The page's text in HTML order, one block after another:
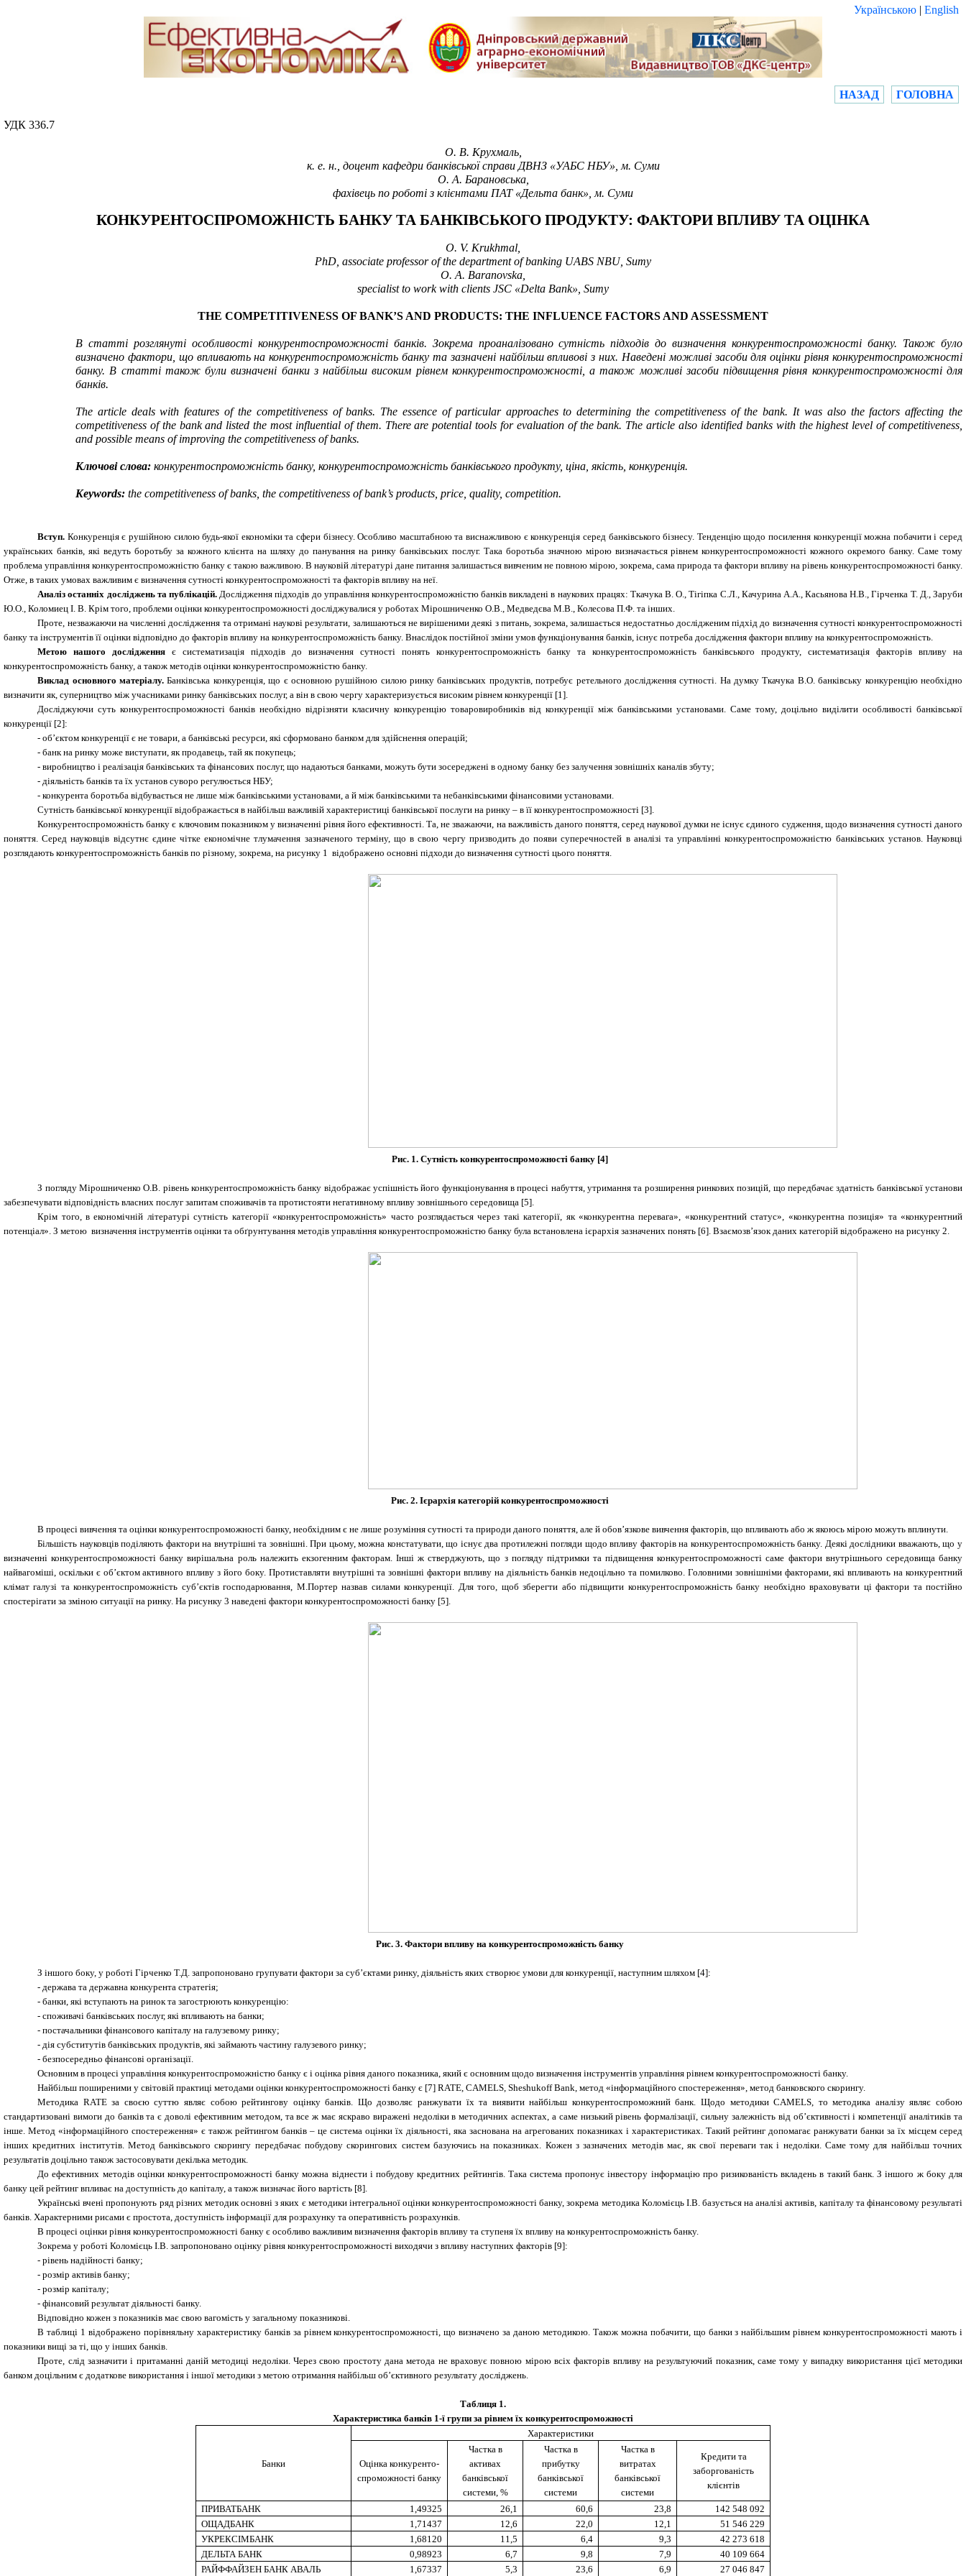
Українською | English
НАЗАД ГОЛОВНА
УДК 336.7
О. В. Крухмаль,
к. е. н., доцент кафедри банківської справи ДВНЗ «УАБС НБУ», м. Суми
О. А. Барановська,
фахівець по роботі з клієнтами ПАТ «Дельта банк», м. Суми
КОНКУРЕНТОСПРОМОЖНІСТЬ БАНКУ ТА БАНКІВСЬКОГО ПРОДУКТУ: ФАКТОРИ ВПЛИВУ ТА ОЦІНКА
O. V. Krukhmal,
PhD, associate professor of the departmentof banking UABS NBU, Sumy
O. A. Baranovska,
specialist to work with clients JSC «Delta Bank», Sumy
THE COMPETITIVENESS OF BANK’S AND PRODUCTS: THE INFLUENCE FACTORS AND ASSESSMENT
В статті розглянуті особливості конкурентоспроможності банків. Зокрема проаналізовано сутність підходів до визначення конкурентоспроможності банку. Також було
визначено фактори, що впливають на конкурентоспроможність банку та зазначені найбільш впливові з них. Наведені можливі засоби для оцінки рівня конкурентоспроможності
банку. В статті також були визначені банки з найбільш високим рівнем конкурентоспроможності, а також можливі засоби підвищення рівня конкурентоспроможності для
банків.
The article deals with features of the competitiveness of banks. The essence of particular approaches to determining the competitiveness of the bank. It was also the factors affecting the
competitiveness of the bank and listed the most influential of them. There are potential tools for evaluation of the bank. The article also identified banks with the highest level of competitiveness,
and possible means of improving the competitiveness of banks.
Ключові слова: конкурентоспроможність банку, конкурентоспроможність банківського продукту, ціна, якість, конкуренція.
Keywords: the competitiveness of banks, the competitiveness of bank’s products, price, quality, competition.
Вступ. Конкуренція є рушійною силою будь-якої економіки та сфери бізнесу. Особливо масштабною та виснажливою є конкуренція серед банківського бізнесу. Тенденцію щодо посилення конкуренції можна побачити і серед
українських банків, які ведуть боротьбу за кожного клієнта на шляху до панування на ринку банківських послуг. Така боротьба значною мірою визначається рівнем конкурентоспроможності кожного окремого банку. Саме тому
проблема управління конкурентоспроможністю банку є такою важливою. В науковій літературі дане питання залишається вивченим не повною мірою, зокрема, сама природа та фактори впливу на рівень конкурентоспроможності банку.
Отже, в таких умовах важливим є визначення сутності конкурентоспроможності та факторів впливу на неї.
Аналіз останніх досліджень та публікацій.Дослідження підходів до управління конкурентоспроможністю банків викладені в наукових працях: Ткачука В. О., Тігіпка С.Л., Качурина А.А., Касьянова Н.В., Гірченка Т. Д., Заруби
Ю.О., Коломиец І. В. Крім того, проблеми оцінки конкурентоспроможності досліджувалися у роботах Мірошниченко О.В., Медведєва М.В., Колесова П.Ф. та інших.
Проте, незважаючи на численні дослідження та отримані наукові результати, залишаються не вирішеними деякі з питань, зокрема, залишається недостатньо дослідженим підхід до визначення сутності конкурентоспроможності
банку та інструментів її оцінки відповідно до факторів впливу на конкурентоспроможність банку. Внаслідок постійної зміни умов функціонування банків, існує потреба дослідження фактори впливу на конкурентоспроможність.
Метою нашого дослідженняє систематизація підходів до визначення сутності понять конкурентоспроможність банку та конкурентоспроможність банківського продукту, систематизація факторів впливу на
конкурентоспроможність банку, а також методів оцінки конкурентоспроможністю банку.
Виклад основного матеріалу.Банківська конкуренція, що є основною рушійною силою ринку банківських продуктів, потребує ретельного дослідження сутності. На думку Ткачука В.О.банківську конкуренцію необхідно
визначити як, суперництво між учасниками ринку банківських послуг, а він в свою чергу характеризується високим рівнем конкуренції [1].
Досліджуючи суть конкурентоспроможності банків необхідно відрізняти класичну конкуренцію товаровиробників від конкуренції між банківськими установами. Саме тому, доцільно виділити особливості банківської
конкуренції [2]:
- об’єктом конкуренції є не товари, а банківські ресурси, які сформовано банком для здійснення операцій;
- банк на ринку може виступати, як продавець, тай як покупець;
- виробництво і реалізація банківських та фінансових послуг, що надаються банками, можуть бути зосереджені в одному банку без залучення зовнішніх каналів збуту;
- діяльність банків та їх установ суворо регулюється НБУ;
- конкурента боротьба відбувається не лише між банківськими установами, а й між банківськими та небанківськими фінансовими установами.
Сутність банківської конкуренції відображається в найбільш важливій характеристиці банківської послуги на ринку – в її конкурентоспроможності [3].
Конкурентоспроможність банку є ключовим показником у визначенні рівня його ефективності. Та, не зважаючи, на важливість даного поняття, серед наукової думки не існує єдиного судження, щодо визначення сутності даного
поняття. Серед науковців відсутнє єдине чітке економічне тлумачення зазначеного терміну, що в свою чергу призводить до появи суперечностей в аналізі та управлінні конкурентоспроможністю банківських установ. Науковці
розглядають конкурентоспроможність банків по різному, зокрема, на рисунку 1 відображено основні підходи до визначення сутності цього поняття.
Рис. 1. Сутність конкурентоспроможності банку [4]
З погляду Мірошниченко О.В. рівень конкурентоспроможність банку відображає успішність його функціонування в процесі набуття, утримання та розширення ринкових позицій, що передбачає здатність банківської установи
забезпечувати відповідність власних послуг запитам споживачів та протистояти негативному впливу зовнішнього середовища [5].
Крім того, в економічній літературі сутність категорії «конкурентоспроможність» часто розглядається через такі категорії, як «конкурентна перевага», «конкурентний статус», «конкурентна позиція» та «конкурентний
потенціал». З метою визначення інструментів оцінки та обґрунтування методів управління конкурентоспроможністю банку була встановлена ієрархія зазначених понять [6]. Взаємозв’язок даних категорій відображено на рисунку 2.
Рис. 2. Ієрархія категорій конкурентоспроможності
В процесі вивчення та оцінки конкурентоспроможності банку, необхідним є не лише розуміння сутності та природи даного поняття, але й обов’язкове вивчення факторів, що впливають або ж якоюсь мірою можуть вплинути.
Більшість науковців поділяють фактори на внутрішні та зовнішні. При цьому, можна констатувати, що існує два протилежні погляди щодо впливу факторів на конкурентоспроможність банку. Деякі дослідники вважають, що у
визначенні конкурентоспроможності банку вирішальна роль належить екзогенним факторам. Інші ж стверджують, що з погляду підтримки та підвищення конкурентоспроможності саме фактори внутрішнього середовища банку
найвагоміші, оскільки є об’єктом активного впливу з його боку. Протиставляти внутрішні та зовнішні фактори впливу на діяльність банків недоцільно та помилково. Головними зовнішніми факторами, які впливають на конкурентний
клімат галузі та конкурентоспроможність суб’єктів господарювання, М.Портер назвав силами конкуренції. Для того, щоб зберегти або підвищити конкурентоспроможність банку необхідно враховувати ці фактори та постійно
спостерігати за зміною ситуації на ринку. На рисунку 3 наведені фактори конкурентоспроможності банку [5].
Рис. 3. Фактори впливу на конкурентоспроможність банку
З іншого боку, у роботі Гірченко Т.Д. запропоновано групувати фактори за суб’єктами ринку, діяльність яких створює умови для конкуренції, наступним шляхом [4]:
- держава та державна конкурента стратегія;
- банки, які вступають на ринок та загострюють конкуренцію:
- споживачі банківських послуг, які впливають на банки;
- постачальники фінансового капіталу на галузевому ринку;
- дія субститутів банківських продуктів, які займають частину галузевого ринку;
- безпосередньо фінансові організації.
Основним в процесі управління конкурентоспроможністю банку є і оцінка рівня даного показника, який є основним щодо визначення інструментів управління рівнем конкурентоспроможності банку.
Найбільш поширеними у світовій практиці методами оцінки конкурентоспроможності банку є [7]RATE, CAMELS,SheshukoffBank, метод «інформаційного спостереження», метод банковского скорингу.
Методика RATEза своєю суттю являє собою рейтингову оцінку банків. Що дозволяє ранжувати їх та виявити найбільш конкурентоспроможний банк. Щодо методики CAMELS, то методика аналізу являє собою
стандартизовані вимоги до банків та є доволі ефективним методом, та все ж має яскраво виражені недоліки в методичних аспектах, а саме низький рівень формалізації, сильну залежність від об’єктивності і компетенції аналітиків та
інше. Метод «інформаційного спостереження» є також рейтингом банків – це система оцінки їх діяльності, яка заснована на агрегованих показниках і характеристиках. Такий рейтинг допомагає ранжувати банки за їх місцем серед
інших кредитних інститутів. Метод банківського скорингу передбачає побудову скорингових систем базуючись на показниках. Кожен з зазначених методів має, як свої переваги так і недоліки. Саме тому для найбільш точних
результатів доцільно також застосовувати декілька методик.
До ефективних методів оцінки конкурентоспроможності банку можна віднести і побудову кредитних рейтингів. Така система пропонує інвестору інформацію про ризикованість вкладень в такий банк. З іншого ж боку для
банку цей рейтинг впливає на доступність до капіталу, а також визначає його вартість [8].
Українські вчені пропонують ряд різних методик основні з яких є методики інтегральної оцінки конкурентоспроможності банку, зокрема методика Коломієць І.В. базується на аналізі активів, капіталу та фінансовому результаті
банків. Характерними рисами є простота, доступність інформації для розрахунку та оперативність розрахунків.
В процесі оцінки рівня конкурентоспроможності банку є особливо важливим визначення факторів впливу та ступеня їх впливу на конкурентоспроможність банку.
Зокрема у роботі Коломієць І.В. запропоновано оцінку рівня конкурентоспроможності виходячи з впливу наступних факторів [9]:
- рівень надійності банку;
- розмір активів банку;
- розмір капіталу;
- фінансовий результат діяльності банку.
Відповідно кожен з показників має свою вагомість у загальному показникові.
В таблиці 1 відображено порівняльну характеристику банків за рівнем конкурентоспроможності, що визначено за даною методикою. Також можна побачити, що банки з найбільшим рівнем конкурентоспроможності мають і
показники вищі за ті, що у інших банків.
Проте, слід зазначити і притаманні даній методиці недоліки. Через свою простоту дана метода не враховує повною мірою всіх факторів впливу на результуючий показник, саме тому у випадку використання цієї методики
банком доцільним є додаткове використання і іншої методики з метою отримання найбільш об’єктивного результату досліджень.
Таблиця 1.
Характеристика банків 1-ї групи за рівнем їх конкурентоспроможності
Банки
Характеристики
Оцінка конкуренто-
спроможності банку
Частка в
активах
банківської
системи, %
Частка в
прибутку
банківської
системи
Частка в
витратах
банківської
системи
Кредити та
заборгованість
клієнтів
ПРИВАТБАНК 1,49325 26,1 60,6 23,8
142 548 092
ОЩАДБАНК
1,71437 12,6 22,0 12,1
51 546 229
УКРЕКСІМБАНК
1,68120 11,5 6,4 9,3
42 273 618
ДЕЛЬТА БАНК
0,98923 6,7 9,8 7,9
40 109 664
РАЙФФАЙЗЕН БАНК АВАЛЬ
1,67337 5,3 23,6 6,9 27 046 847